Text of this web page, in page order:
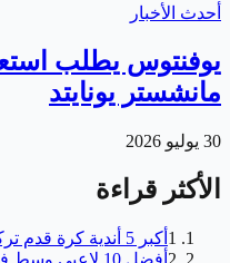
أحدث الأخبار
يوفنتوس يطلب
مانشستر يونايتد
30 يوليو 2026
الأكثر قراءة
1 أكبر 5 أندية كرة قدم تركية على مر التاريخ
2 أفضل 10 لاعبي وسط في العالم حالياً 2025